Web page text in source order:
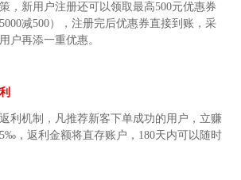
，新用户注册还可以领取最高500元优惠券
减500），注册完后优惠券直接到账，采
户再添一重优惠。
利机制，凡推荐新客下单成功的用户，立赚
5‰，返利金额将直存账户， 180天内可以随时